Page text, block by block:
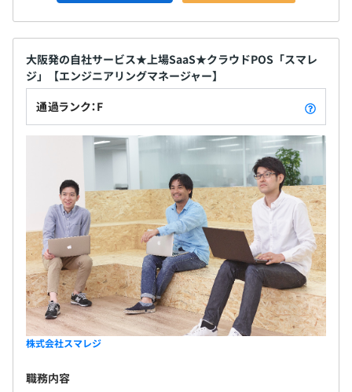
大阪発の自社サービス★上場SaaS★クラウドPOS「スマレ
ジ」【エンジニアリングマネージャー】
通過ランク：F
株式会社スマレジ
職務内容